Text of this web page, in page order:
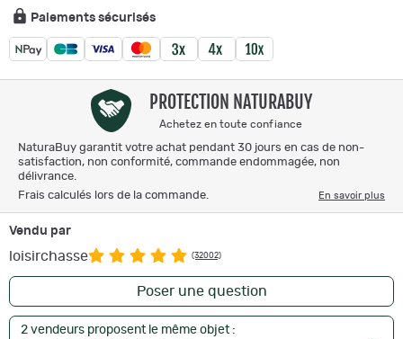
Paiements sécurisés
PROTECTION NATURABUY
Achetez en toute confiance
NaturaBuy garantit votre achat pendant 30 jours en cas de non-
satisfaction, non conformité, commande endommagée, non
délivrance.
Frais calculés lors de la commande.
En savoir plus
Vendu par
loisirchasse (32002)
Poser une question
2 vendeurs proposent le même objet :